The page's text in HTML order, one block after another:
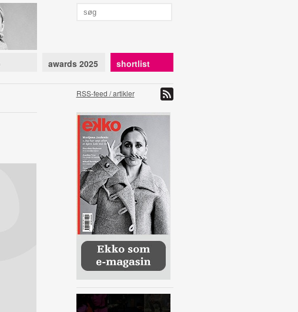
awards 2025 shortlist
RSS-feed / artikler